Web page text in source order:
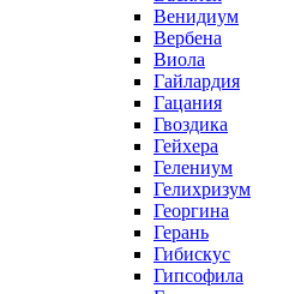
Венидиум
Вербена
Виола
Гайлардия
Гацания
Гвоздика
Гейхера
Гелениум
Гелихризум
Георгина
Герань
Гибискус
Гипсофила